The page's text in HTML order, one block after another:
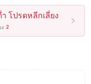
โปรดหลีกเลี่ยง
2